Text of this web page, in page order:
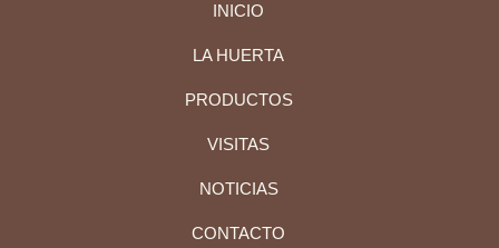
INICIO
LA HUERTA
PRODUCTOS
VISITAS
NOTICIAS
CONTACTO